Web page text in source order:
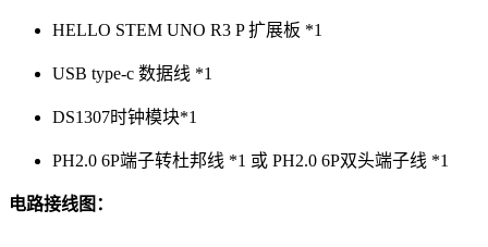
HELLO STEM UNO R3 P 扩展板 *1
USB type-c 数据线 *1
DS1307时钟模块*1
PH2.0 6P端子转杜邦线 *1 或 PH2.0 6P双头端子线 *1
电路接线图：